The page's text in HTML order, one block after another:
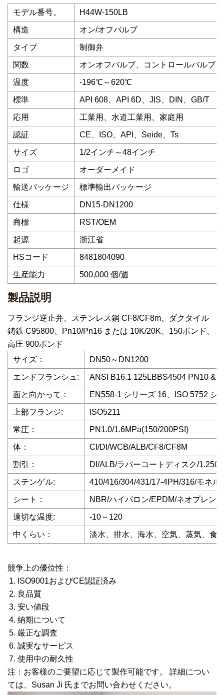
モデル番号。 H44W-150LB
構造 オン/オフバルブ
タイプ 制御弁
関数 オンオフバルブ、コントロールバルブ
温度 -196℃～620℃
標準 API 608、API 6D、JIS、DIN、GB/T
応用 工業用、水道工業用、家庭用
認証 CE、ISO、API、Seide、Ts
サイズ 1/2インチ～48インチ
ロゴ オーダーメイド
輸送パッケージ 標準輸出パッケージ
仕様 DN15-DN1200
商標 RST/OEM
起源 浙江省
HSコード 8481804090
生産能力 500,000 個/週
製品説明
フランジ逆止弁、ステンレス鋼 CF8/CF8m、ダクタイル
鋳鉄 C95800、Pn10/Pn16 または 10K/20K、150ポンド、
高圧 900ポンド
サイズ：
DN50～DN1200
エンドフランシュ: ANSI B16.1 125LBBS4504 PN10 &
面と向かって： EN558-1 シリーズ 16、ISO 5752 シ
上部フランジ: ISO5211
常圧： PN1.0/1.6MPa(150/200PSI)
体： CI/DI/WCB/ALB/CF8/CF8M
割引： DI/ALB/ラバーコートディスク/
ステンゲル: 410/416/304/431/17-4PH/316/モネル
シート： NBR/ハイパロン/EPDM/ネオプレン/
適切な温度: -10～120
中くらい： 淡水、排水、海水、空気、蒸気、食
競争上の優位性：
ISO9001およびCE認証済み
良品質
安い値段
納期について
厳正な調査
誠実なサービス
使用中の耐久性
注：お客様のご要望に応じて製作可能です。 詳細につい
ては、Susan Ji 氏までお問い合わせください。